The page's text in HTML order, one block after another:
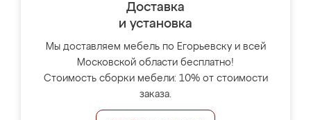
Доставка
и установка
Мы доставляем мебель по Егорьевску и всей
Московской области бесплатно!
Стоимость сборки мебели: 10% от стоимости
заказа.